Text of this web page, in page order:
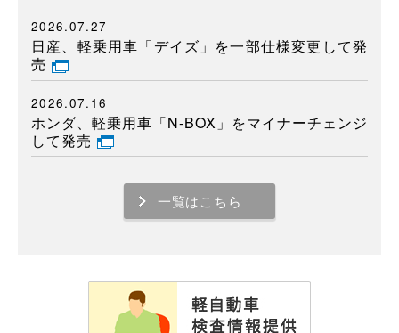
2026.07.27
日産、軽乗用車「デイズ」を一部仕様変更して発
売
2026.07.16
ホンダ、軽乗用車「N-BOX」をマイナーチェンジ
して発売
一覧はこちら